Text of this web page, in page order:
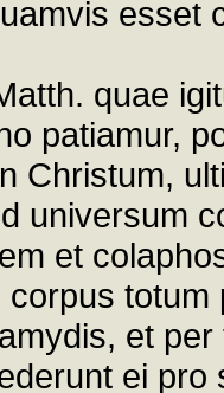
esset
quae
patiamur,
Christum,
universum
et
et
ei